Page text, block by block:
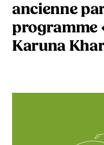
ancienne
programme «
Karuna